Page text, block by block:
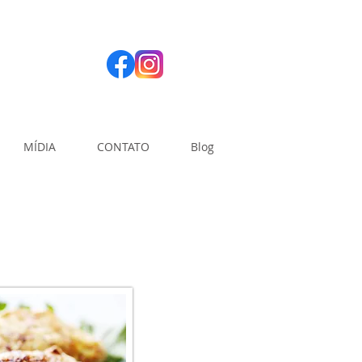
MÍDIA CONTATO Blog